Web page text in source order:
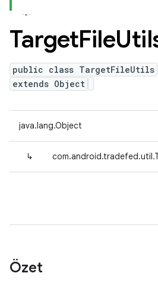
TargetFile
public class TargetFileUtils
extends Object
java.lang.Object
↳
Özet